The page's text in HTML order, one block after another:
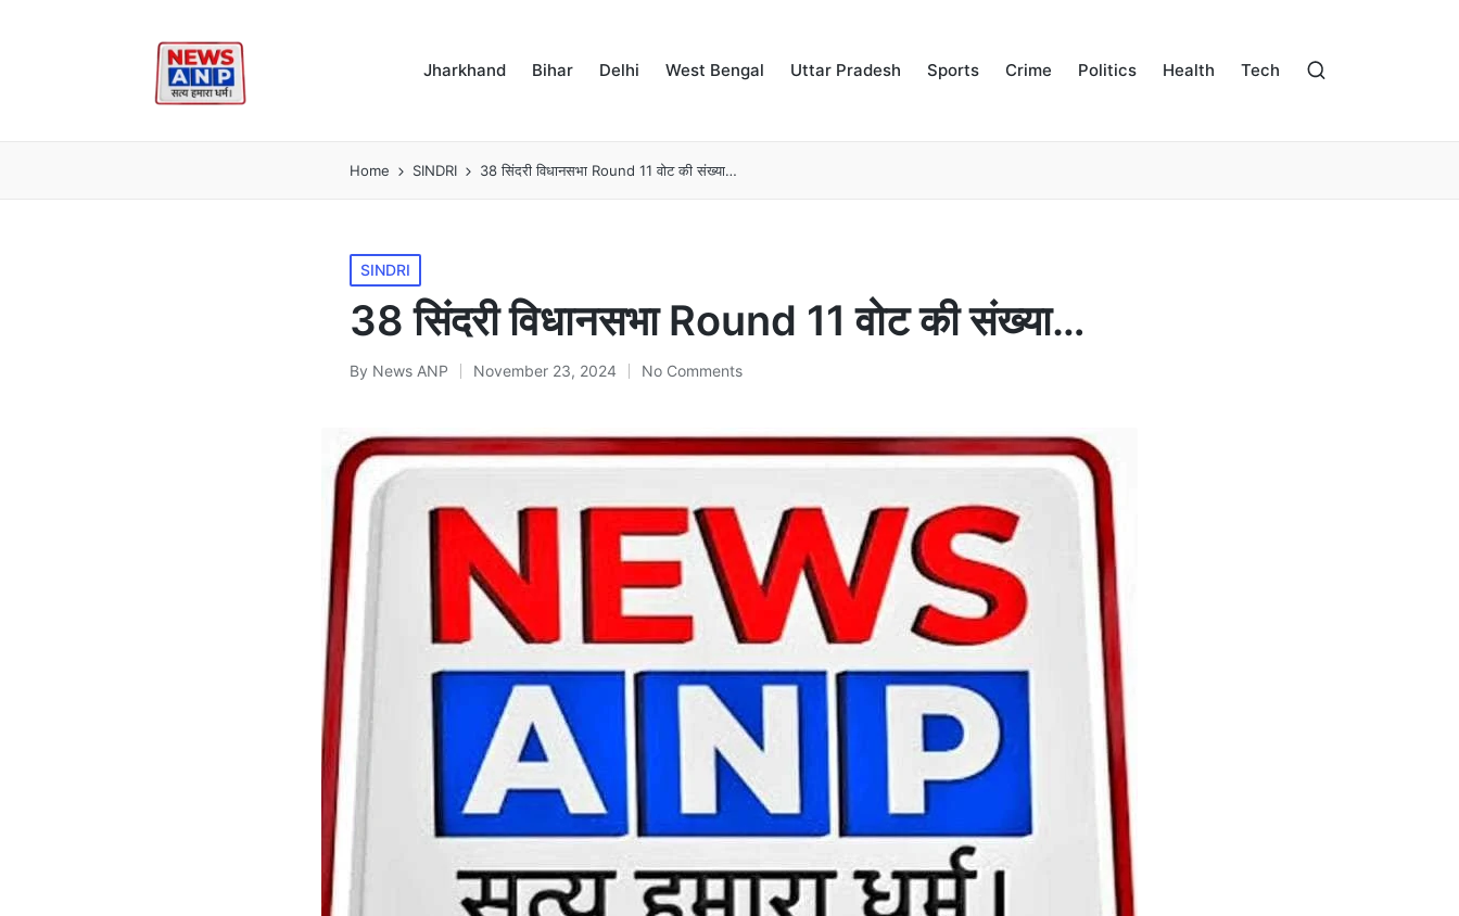
Jharkhand Bihar Delhi West Bengal Uttar Pradesh Sports Crime Politics Health Tech
Home SINDRI 38 सिंदरी विधानसभा Round 11 वोट की संख्या…
Posted
in
SINDRI
38 सिंदरी विधानसभा Round 11 वोट की संख्या…
Posted
By News ANP November 23, 2024 No Comments